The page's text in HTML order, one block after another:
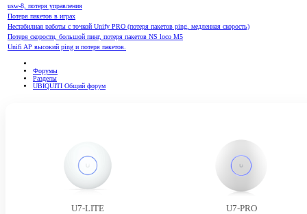
usw-8, потеря управления
Потеря пакетов в играх
Нестабилная работы с точкой Unify PRO (потеря пакетов ping, медленная скорость)
Потеря скорости, большой пинг, потеря пакетов NS loco M5
Unifi AP высокий ping и потеря пакетов.
Форумы
Разделы
UBIQUITI Общий форум
U7-LITE U7-PRO